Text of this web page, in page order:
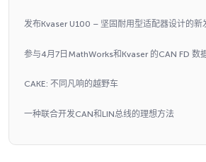
发布Kvaser U100 – 坚固耐用型适配器设计的新
参与4月7日MathWorks和Kvaser 的CAN FD 数
CAKE: 不同凡响的越野车
一种联合开发CAN和LIN总线的理想方法